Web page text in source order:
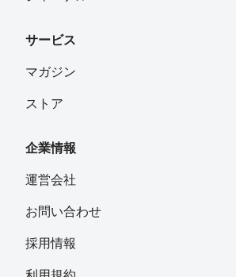
サービス
マガジン
ストア
企業情報
運営会社
お問い合わせ
採用情報